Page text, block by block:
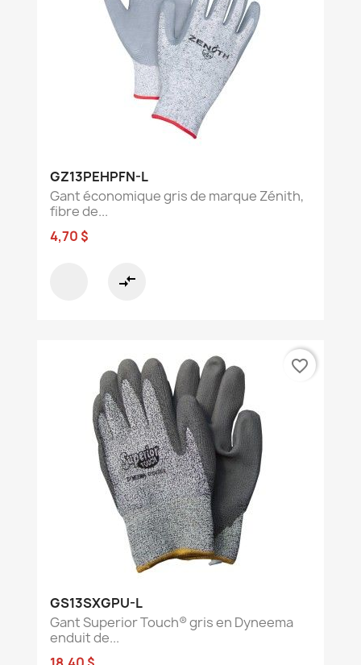
GZ13PEHPFN-L
Gant économique gris de marque Zénith,
fibre de...
4,70 $
compare_arrows
GS13SXGPU-L
Gant Superior Touch® gris en Dyneema
enduit de...
favorite_border